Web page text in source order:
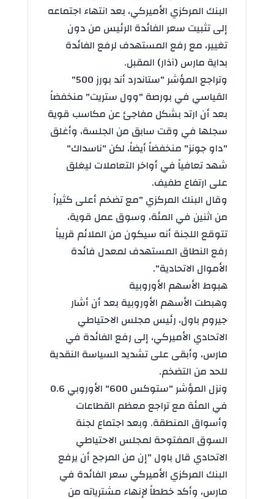
البنك المركزي الأميركي، بعد انتهاء اجتماعه
إلى تثبيت سعر الفائدة الرئيس من دون
تغيير، مع رفع المستهدف لرفع الفائدة
بداية مارس (آذار) المقبل.
وتراجع المؤشر "ستاندرد أند بورز 500"
القياسي في بورصة "وول ستريت" منخفضاً
بعد أن ارتد بشكل مفاجئ عن مكاسب قوية
سجلها في وقت سابق من الجلسة، وأغلق
"داو جونز" منخفضاً أيضاً، لكن "ناسداك"
شهد تعافياً في أواخر التعاملات ليغلق
على ارتفاع طفيف.
وقال البنك المركزي "مع تضخم أعلى كثيراً
من اثنين في المئة، وسوق عمل قوية،
تتوقع اللجنة أنه سيكون من الملائم قريباً
رفع النطاق المستهدف لمعدل فائدة
الأموال الاتحادية".
هبوط الأسهم الأوروبية
وهبطت الأسهم الأوروبية بعد أن أشار
جيروم باول، رئيس مجلس الاحتياطي
الاتحادي الأميركي، إلى رفع الفائدة في
مارس، وأبقى على تشديد السياسة النقدية
للحد من التضخم.
ونزل المؤشر "ستوكس 600" الأوروبي 0.6
في المئة مع تراجع معظم القطاعات
وأسواق المنطقة. وبعد اجتماع لجنة
السوق المفتوحة لمجلس الاحتياطي
الاتحادي قال باول "إن من المرجح أن يرفع
البنك المركزي الأميركي سعر الفائدة في
مارس، وأكد خططاً لإنهاء مشترياته من